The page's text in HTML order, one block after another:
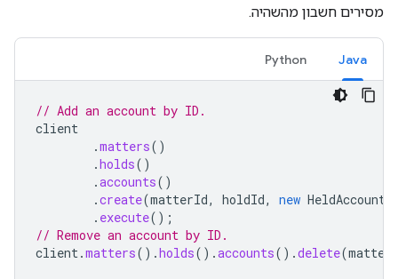
מסירים חשבון מהשהיה.
Java
Python
// Add an account by ID.
client
.matters()
.holds()
.accounts()
.create(matterId, holdId, new HeldAccount
. execute();
// Remove an account by ID.
client.matters().holds().accounts().delete(